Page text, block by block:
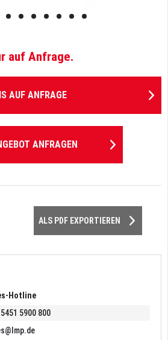
auf Anfrage.
AUF ANFRAGE
ANFRAGEN
ALS PDF EXPORTIEREN
Hotline
5900 800